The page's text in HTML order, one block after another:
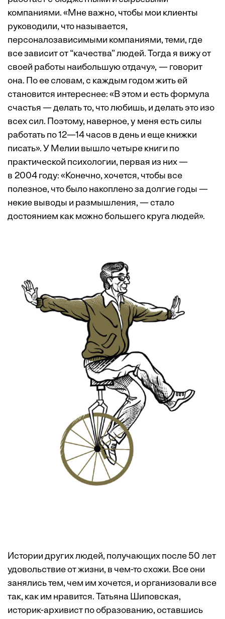
компаниями. «Мне важно, чтобы мои клиенты
руководили, что называется,
персоналозависимыми компаниями, теми, где
все зависит от “качества” людей. Тогда я вижу от
своей работы наибольшую отдачу», — говорит
она. По ее словам, с каждым годом жить ей
становится интереснее: «В этом и есть формула
счастья — делать то, что любишь, и делать это изо
всех сил. Поэтому, наверное, у меня есть силы
работать по 12—14 часов в день и еще книжки
писать». У Мелии вышло четыре книги по
практической психологии, первая из них —
в 2004 году: «Конечно, хочется, чтобы все
полезное, что было накоплено за долгие годы —
некие выводы и размышления, — стало
достоянием как можно большего круга людей».
Истории других людей, получающих после 50 лет
удовольствие от жизни, в чем-то схожи. Все они
занялись тем, чем им хочется, и организовали все
так, как им нравится. Татьяна Шиповская,
историк-архивист по образованию, оставшись